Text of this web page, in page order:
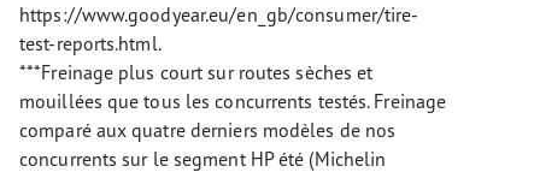
https://www.goodyear.eu/en_gb/consumer/tire-
test-reports.html.
***Freinage plus court sur routes sèches et
mouillées que tous les concurrents testés. Freinage
comparé aux quatre derniers modèles de nos
concurrents sur le segment HP été (Michelin